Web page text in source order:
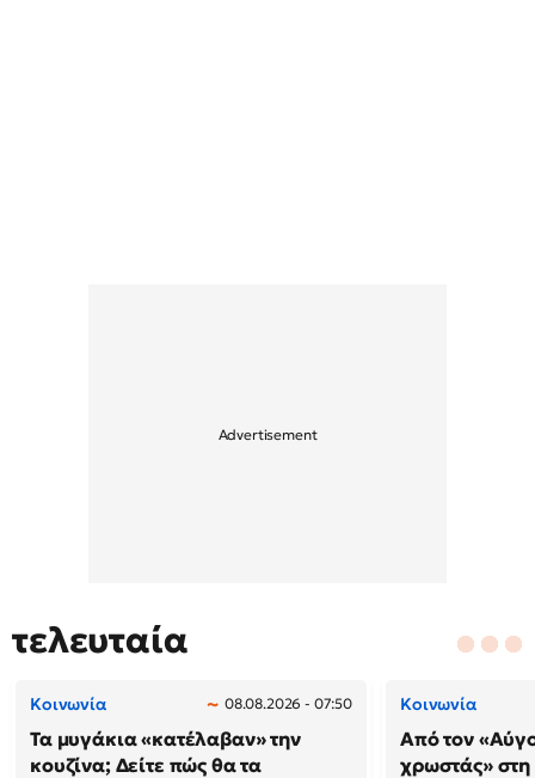
τελευταία
Κοινωνία 08.08.2026 - 07:50
Τα μυγάκια «κατέλαβαν» την
κουζίνα; Δείτε πώς θα τα
Κοινωνία
Από τον
χρωστάς»